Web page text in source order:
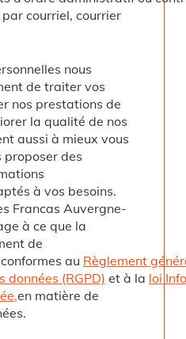
courriel, courrier
nous
de traiter vos
nos prestations de
la qualité de nos
aussi à mieux vous
proposer des
à vos besoins.
Francas Auvergne-
à ce que la
de
au Règlement
données (RGPD) et à la loi
,en matière de